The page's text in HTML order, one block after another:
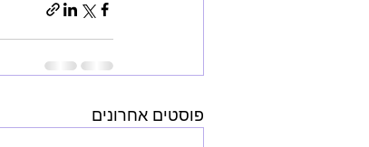
פוסטים אחרונים